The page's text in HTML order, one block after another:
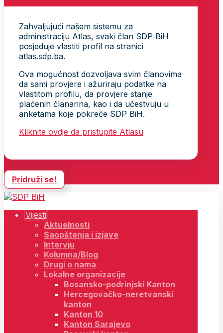
Zahvaljujući našem sistemu za
administraciju Atlas, svaki član SDP BiH
posjeduje vlastiti profil na stranici
atlas.sdp.ba.
Ova mogućnost dozvoljava svim članovima
da sami provjere i ažuriraju podatke na
vlastitom profilu, da provjere stanje
plaćenih članarina, kao i da učestvuju u
anketama koje pokreće SDP BiH.
Kliknite ovdje da pristupite Atlasu
Pridruži se!
Vijesti
Aktuelnosti
Saopštenja i izjave
Intervju
Kolumna/Blog
Drugi o nama
Lokalne organizacije
Bosansko-podrinjski Kanton
Hercegovačko-neretvanski
kanton
Kanton 10
Kanton Sarajevo